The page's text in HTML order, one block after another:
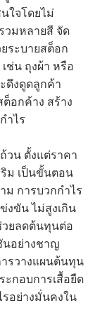
ใจโดยไม่
วมหลายสี จัด
ระบายสต็อก
ช่น ถุงผ้า หรือ
ดึงดูดลูกค้า
อกค้าง สร้าง
ำไร
วน ตั้งแต่ราคา
ม เป็นขั้นตอน
การบวกกำไร
งขัน ไม่สูงเกิน
วยลดต้นทุนต่อ
นอย่างชาญ
รวางแผนต้นทุน
ะกอบการเสื้อยืด
อย่างมั่นคงใน